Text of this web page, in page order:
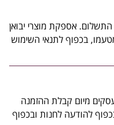
עסקים לאחר התשלום. אספקת מוצרי יבואן
בכפוף לתנאי השימוש
בתאום מראש, תוך 14 ימי עסקים מיום קבלת ההזמנה
להודעה לחנות ובכפוף